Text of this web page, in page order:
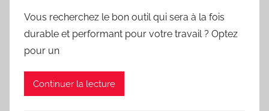
Vous recherchez le bon outil qui sera à la fois
durable et performant pour votre travail ? Optez
pour un
Continuer la lecture